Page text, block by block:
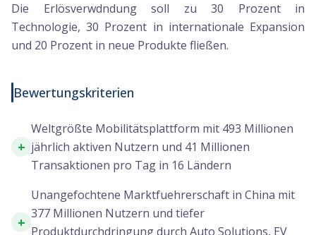
Die Erlösverwdndung soll zu 30 Prozent in
Technologie, 30 Prozent in internationale Expansion
und 20 Prozent in neue Produkte fließen.
Bewertungskriterien
+
Weltgrößte Mobilitätsplattform mit 493 Millionen
jährlich aktiven Nutzern und 41 Millionen
Transaktionen pro Tag in 16 Ländern
+
Unangefochtene Marktfuehrerschaft in China mit
377 Millionen Nutzern und tiefer
Produktdurchdringung durch Auto Solutions, EV